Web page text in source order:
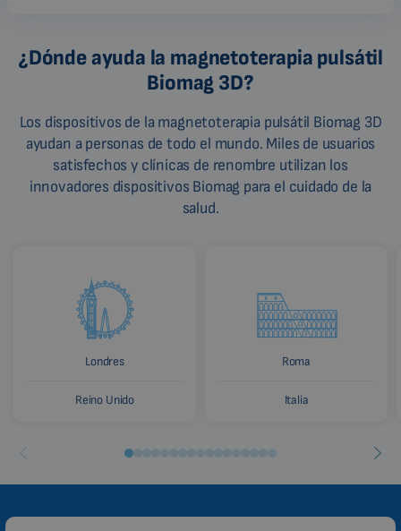
¿Dónde ayuda la magnetoterapia pulsátil
Biomag 3D?
Los dispositivos de la magnetoterapia pulsátil Biomag 3D
ayudan a personas de todo el mundo. Miles de usuarios
satisfechos y clínicas de renombre utilizan los
innovadores dispositivos Biomag para el cuidado de la
salud.
Londres
Reino Unido
Roma
Italia